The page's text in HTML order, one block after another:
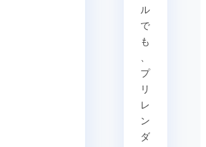
ル
で
も
、
プ
リ
レ
ン
ダ